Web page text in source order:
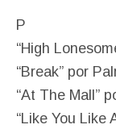
P
“High
“Break” por
“At The Mall”
“Like You Like